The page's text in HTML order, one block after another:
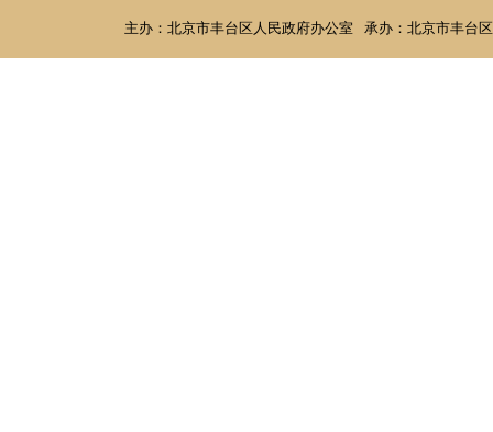
主办：北京市丰台区人民政府办公室 承办：北京市丰台